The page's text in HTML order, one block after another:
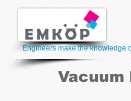
Engineers make the knowledge
Vacuum